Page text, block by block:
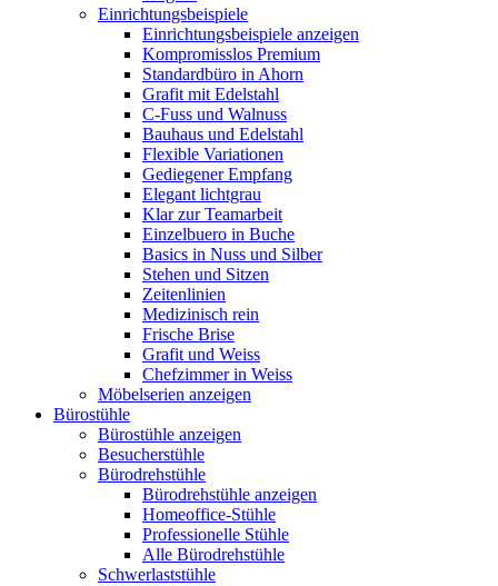
Einrichtungsbeispiele
Einrichtungsbeispiele anzeigen
Kompromisslos Premium
Standardbüro in Ahorn
Grafit mit Edelstahl
C-Fuss und Walnuss
Bauhaus und Edelstahl
Flexible Variationen
Gediegener Empfang
Elegant lichtgrau
Klar zur Teamarbeit
Einzelbuero in Buche
Basics in Nuss und Silber
Stehen und Sitzen
Zeitenlinien
Medizinisch rein
Frische Brise
Grafit und Weiss
Chefzimmer in Weiss
Möbelserien anzeigen
Bürostühle
Bürostühle anzeigen
Besucherstühle
Bürodrehstühle
Bürodrehstühle anzeigen
Homeoffice-Stühle
Professionelle Stühle
Alle Bürodrehstühle
Schwerlaststühle